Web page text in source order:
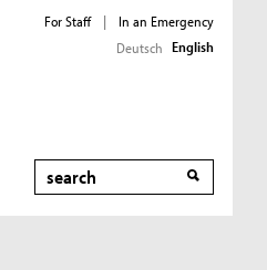
For Staff |
In an Emergency
Deutsch English
Search